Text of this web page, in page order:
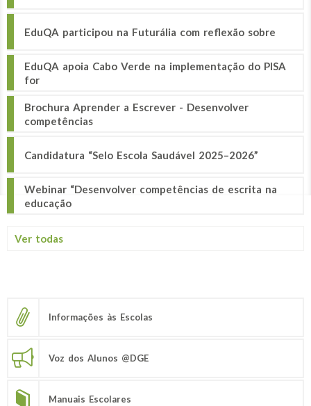
EduQA participou na Futurália com reflexão sobre
EduQA apoia Cabo Verde na implementação do PISA
for
Brochura Aprender a Escrever - Desenvolver
competências
Candidatura “Selo Escola Saudável 2025–2026”
Webinar “Desenvolver competências de escrita na
educação
Ver todas
Informações às Escolas
Voz dos Alunos @DGE
Manuais Escolares